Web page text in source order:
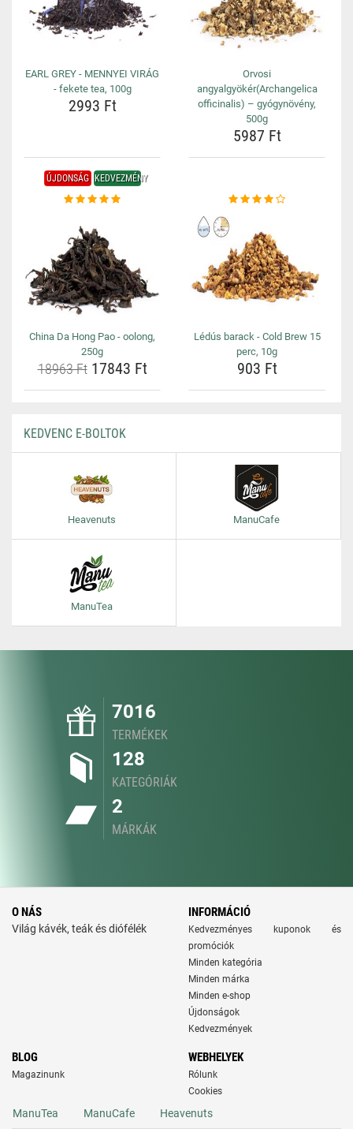
EARL GREY - MENNYEI VIRÁG
- fekete tea, 100g
2993 Ft
Orvosi
angyalgyökér(Archangelica
officinalis) – gyógynövény,
500g
5987 Ft
ÚJDONSÁG KEDVEZMÉNY
China Da Hong Pao - oolong,
250g
18963 Ft17843 Ft
Lédús barack - Cold Brew 15
perc, 10g
903 Ft
KEDVENC E-BOLTOK
Heavenuts ManuCafe
ManuTea
7016
TERMÉKEK
128
KATEGÓRIÁK
2
MÁRKÁK
O NÁS
Világ kávék, teák és diófélék
INFORMÁCIÓ
Kedvezményes kuponok és
promóciók
Minden kategória
Minden márka
Minden e-shop
Újdonságok
Kedvezmények
BLOG
Magazinunk
WEBHELYEK
Rólunk
Cookies
ManuTea ManuCafe Heavenuts